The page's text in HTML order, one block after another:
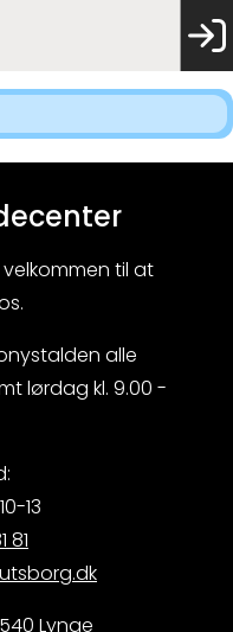
til at
alle
lørdag kl. 9.00 -
13
81
Lynge